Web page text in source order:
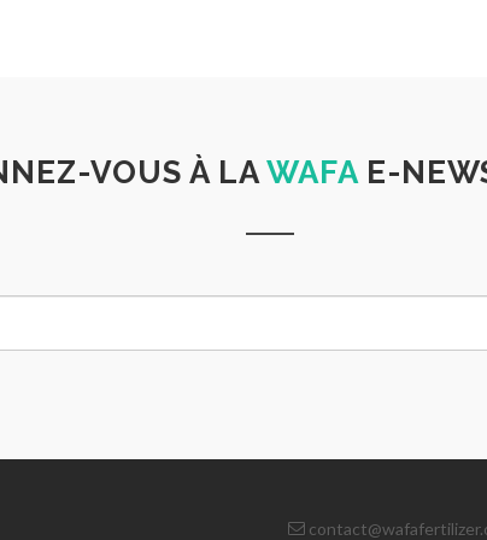
VOUS À LAWAFAE-